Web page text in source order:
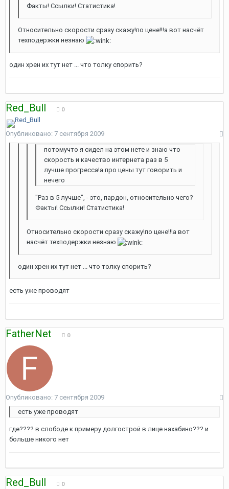
Факты! Ссылки! Статистика!
Относительно скорости сразу скажу!по цене!!!а вот насчёт
техподержки незнаю
один хрен их тут нет ... что толку спорить?
Red_Bull 0
Опубликовано: 7 сентября 2009
потомучто я сидел на этом нете и знаю что
скорость и качество интернета раз в 5
лучше прогресса!а про цены тут говорить и
нечего
"Раз в 5 лучше", - это, пардон, относительно чего?
Факты! Ссылки! Статистика!
Относительно скорости сразу скажу!по цене!!!а вот
насчёт техподержки незнаю
один хрен их тут нет ... что толку спорить?
есть уже проводят
FatherNet 0
Опубликовано: 7 сентября 2009
есть уже проводят
где???? в слободе к примеру долгострой в лице нахабино??? и
больше никого нет
Red_Bull 0